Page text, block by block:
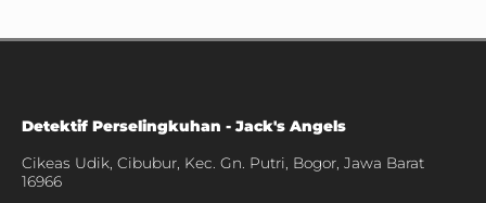
Detektif Perselingkuhan - Jack's Angels
Cikeas Udik, Cibubur, Kec. Gn. Putri, Bogor, Jawa Barat
16966